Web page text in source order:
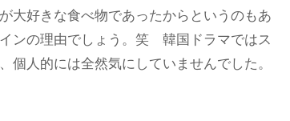
大好きな食べ物であったからというのもあ
ンの理由でしょう。笑 韓国ドラマではス
人的には全然気にしていませんでした。